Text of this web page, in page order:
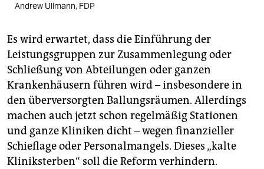
Andrew Ullmann, FDP
Es wird erwartet, dass die Einführung der
Leistungsgruppen zur Zusammenlegung oder
Schließung von Abteilungen oder ganzen
Krankenhäusern führen wird – insbesondere in
den überversorgten Ballungsräumen. Allerdings
machen auch jetzt schon regelmäßig Stationen
und ganze Kliniken dicht – wegen finanzieller
Schieflage oder Personalmangels. Dieses „kalte
Kliniksterben“ soll die Reform verhindern.